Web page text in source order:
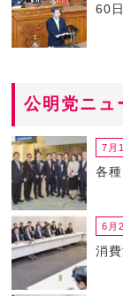
60
公明党ニュ
7月
各
6月
消